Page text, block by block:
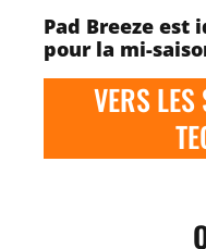
Pad Breeze est
pour la mi-
VERS LES